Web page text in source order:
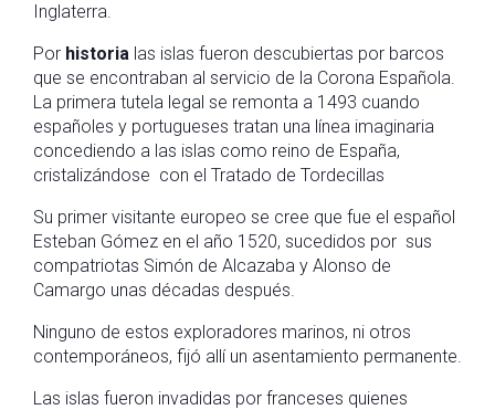
Inglaterra.
Por historia las islas fueron descubiertas por barcos
que se encontraban al servicio de la Corona Española.
La primera tutela legal se remonta a 1493 cuando
españoles y portugueses tratan una línea imaginaria
concediendo a las islas como reino de España,
cristalizándose con el Tratado de Tordecillas
Su primer visitante europeo se cree que fue el español
Esteban Gómez en el año 1520, sucedidos por sus
compatriotas Simón de Alcazaba y Alonso de
Camargo unas décadas después.
Ninguno de estos exploradores marinos, ni otros
contemporáneos, fijó allí un asentamiento permanente.
Las islas fueron invadidas por franceses quienes